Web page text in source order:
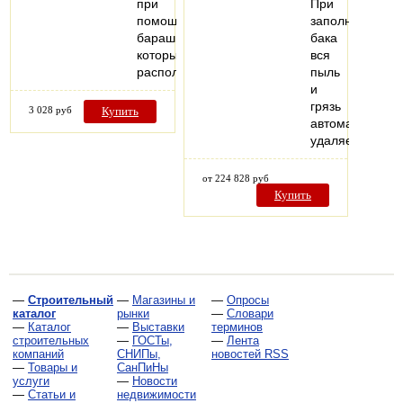
при
помощи
барашка,
который
расположен…
3 028 руб Купить
При
заполнении
бака
вся
пыль
и
грязь
автоматически
удаляется…
от 224 828 руб
Купить
— Строительный
каталог
— Каталог
строительных
компаний
— Товары и
услуги
— Статьи и
— Магазины и
рынки
— Выставки
— ГОСТы,
СНИПы,
СанПиНы
— Новости
недвижимости
— Опросы
— Словари
терминов
— Лента
новостей RSS